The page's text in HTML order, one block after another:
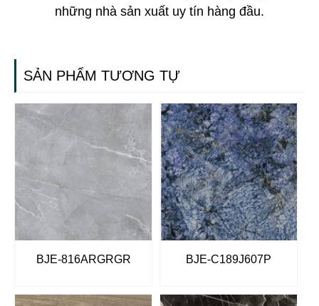
những nhà sản xuất uy tín hàng đầu.
SẢN PHẨM TƯƠNG TỰ
BJE-816ARGRGR BJE-C189J607P